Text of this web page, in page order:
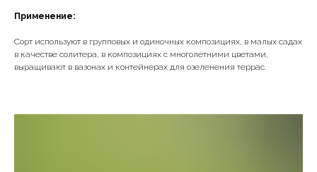
Применение:
Сорт используют в групповых и одиночных композициях, в малых садах
в качестве солитера, в композициях с многолетними цветами,
выращивают в вазонах и контейнерах для озеленения террас.